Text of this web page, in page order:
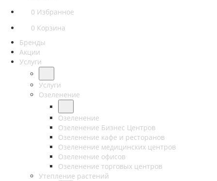
0 Избранное
0 Корзина
Бренды
Акции
Услуги
Услуги
Озеленение
Озеленение
Озеленение Бизнес Центров
Озеленение кафе и ресторанов
Озеленение медицинских центров
Озеленение офисов
Озеленение торговых центров
Утепление растений